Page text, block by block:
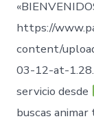
https://
content/
03-12-at-
servicio desde
buscas